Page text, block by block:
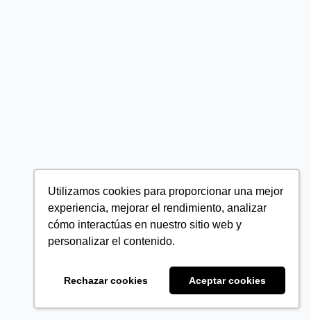
Utilizamos cookies para proporcionar una mejor
experiencia, mejorar el rendimiento, analizar
cómo interactúas en nuestro sitio web y
personalizar el contenido.
Rechazar cookies Aceptar cookies